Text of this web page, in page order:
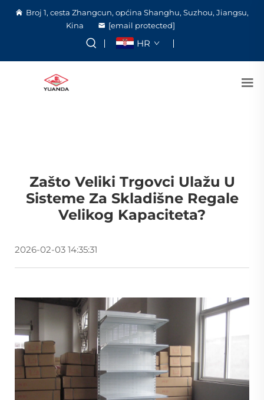
Broj 1, cesta Zhangcun, općina Shanghu, Suzhou, Jiangsu,
Kina
[email protected]
HR
Zašto Veliki Trgovci Ulažu U
Sisteme Za Skladišne Regale
Velikog Kapaciteta?
2026-02-03 14:35:31